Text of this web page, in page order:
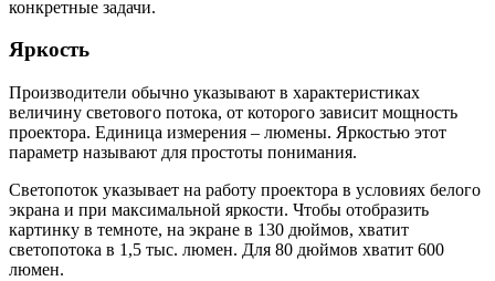
конкретные задачи.
Яркость
Производители обычно указывают в характеристиках
величину светового потока, от которого зависит мощность
проектора. Единица измерения – люмены. Яркостью этот
параметр называют для простоты понимания.
Светопоток указывает на работу проектора в условиях белого
экрана и при максимальной яркости. Чтобы отобразить
картинку в темноте, на экране в 130 дюймов, хватит
светопотока в 1,5 тыс. люмен. Для 80 дюймов хватит 600
люмен.